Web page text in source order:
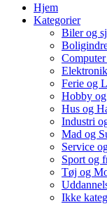
Hjem
Kategorier
Biler og
Elektronik
Ferie og
Hobby
Hus og
Industri
Mad og
Service
Sport og
Tøj og
Ikke